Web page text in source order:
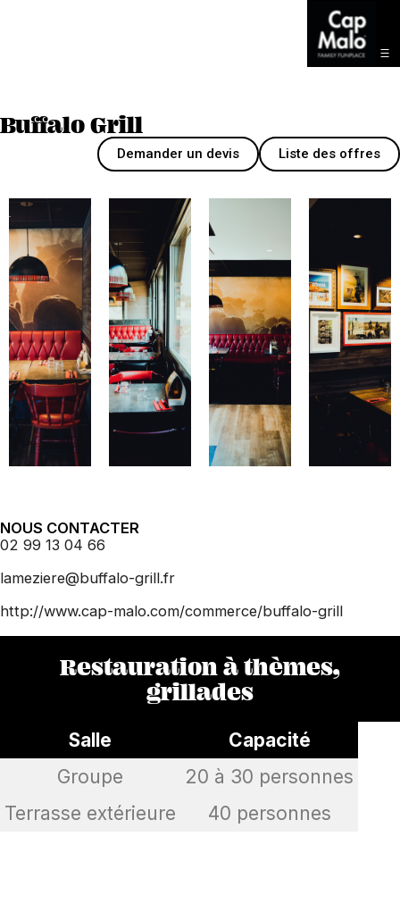
Buffalo Grill
Demander un devis Liste des offres
NOUS CONTACTER
02 99 13 04 66
lameziere@buffalo-grill.fr
http://www.cap-malo.com/commerce/buffalo-grill
Restauration à thèmes,
grillades
Salle
Capacité
Groupe
20 à 30 personnes
Terrasse extérieure
40 personnes